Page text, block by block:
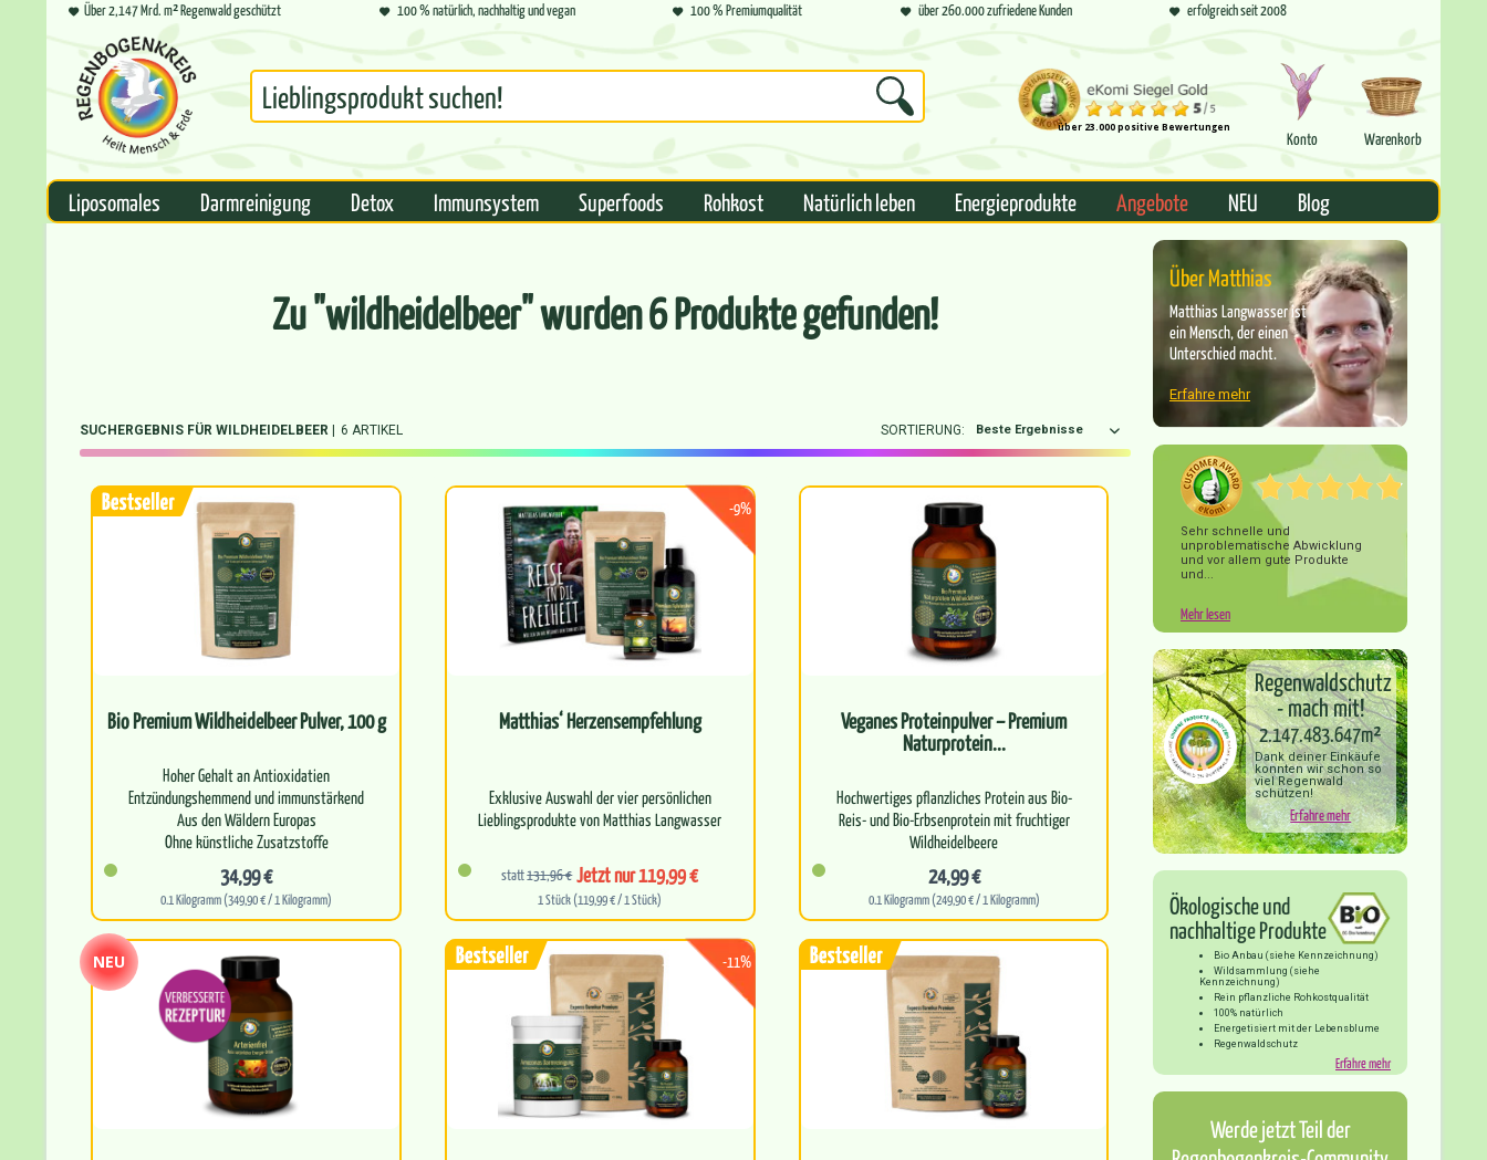
Über 2,147 Mrd. m² Regenwald geschützt 100 % natürlich, nachhaltig und vegan 100 % Premiumqualität über 260.000 zufriedene Kunden erfolgreich seit 2008
über 23.000 positive Bewertungen
Konto Warenkorb
Liposomales Darmreinigung Detox Immunsystem Superfoods Rohkost Natürlich leben Energieprodukte Angebote NEU Blog
Über Matthias
Matthias Langwasser ist
ein Mensch, der einen
Unterschied macht.
Erfahre mehr
Sehr schnelle und
unproblematische Abwicklung
und vor allem gute Produkte
und...
Mehr lesen
Regenwaldschutz
- mach mit!
2.147.483.647m²
Dank deiner Einkäufe
konnten wir schon so
viel Regenwald
schützen!
Erfahre mehr
Ökologische und
nachhaltige Produkte
Bio Anbau (siehe Kennzeichnung)
Wildsammlung (siehe
Kennzeichnung)
Rein pflanzliche Rohkostqualität
100% natürlich
Energetisiert mit der Lebensblume
Regenwaldschutz
Erfahre mehr
Werde jetzt Teil der
Zu "wildheidelbeer" wurden 6 Produkte gefunden!
SORTIERUNG:
SUCHERGEBNIS FÜR WILDHEIDELBEER 6 ARTIKEL
Bio Premium Wildheidelbeer Pulver, 100 g
Hoher Gehalt an Antioxidatien
Entzündungshemmend und immunstärkend
Aus den Wäldern Europas
Ohne künstliche Zusatzstoffe
34,99 €
0.1 Kilogramm (349,90 € / 1 Kilogramm)
-9%
Matthias‘ Herzensempfehlung
Exklusive Auswahl der vier persönlichen
Lieblingsprodukte von Matthias Langwasser
Kraftvolles Quartett aus…
statt131,96 € Jetzt nur 119,99 €
1 Stück (119,99 € / 1 Stück)
Veganes Proteinpulver – Premium
Naturprotein...
Hochwertiges pflanzliches Protein aus Bio-
Reis- und Bio-Erbsenprotein mit fruchtiger
Wildheidelbeere
Reich an essenziellen…
24,99 €
0.1 Kilogramm (249,90 € / 1 Kilogramm)
NEU -11%